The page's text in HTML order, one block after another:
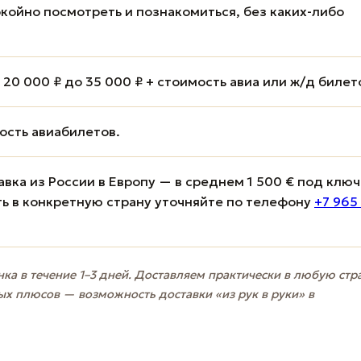
посмотреть и познакомиться, без каких-либо
000 ₽ до 35 000 ₽ + стоимость авиа или ж/д
авиабилетов.
из России в Европу — в среднем 1 500 € под
в конкретную страну уточняйте по телефону +7 965
в течение 1–3 дней. Доставляем практически в любую
плюсов — возможность доставки «из рук в руки» в